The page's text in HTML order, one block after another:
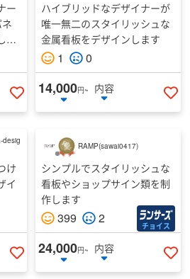
ー
ま
いいねする
ハイブリッドなデザイナーが
唯一無二のスタイリッシュな
金属看板をデザインします
1 0
14,000円~
内容
い
desig
け
イ
いいねする
RAMP(sawai0417)
シンプルでスタイリッシュな
看板やショップサイン類を制
作します
399 2 チョイス
24,000円~
内容
い